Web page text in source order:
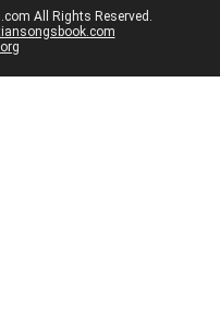
All Rights Reserved.